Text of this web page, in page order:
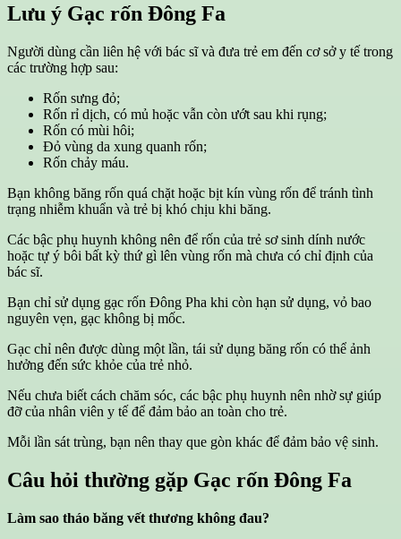
Lưu ý Gạc rốn Đông Fa
Người dùng cần liên hệ với bác sĩ và đưa trẻ em đến cơ sở y tế trong
các trường hợp sau:
Rốn sưng đỏ;
Rốn rỉ dịch, có mủ hoặc vẫn còn ướt sau khi rụng;
Rốn có mùi hôi;
Đỏ vùng da xung quanh rốn;
Rốn chảy máu.
Bạn không băng rốn quá chặt hoặc bịt kín vùng rốn để tránh tình
trạng nhiễm khuẩn và trẻ bị khó chịu khi băng.
Các bậc phụ huynh không nên để rốn của trẻ sơ sinh dính nước
hoặc tự ý bôi bất kỳ thứ gì lên vùng rốn mà chưa có chỉ định của
bác sĩ.
Bạn chỉ sử dụng gạc rốn Đông Pha khi còn hạn sử dụng, vỏ bao
nguyên vẹn, gạc không bị mốc.
Gạc chỉ nên được dùng một lần, tái sử dụng băng rốn có thể ảnh
hưởng đến sức khỏe của trẻ nhỏ.
Nếu chưa biết cách chăm sóc, các bậc phụ huynh nên nhờ sự giúp
đỡ của nhân viên y tế để đảm bảo an toàn cho trẻ.
Mỗi lần sát trùng, bạn nên thay que gòn khác để đảm bảo vệ sinh.
Câu hỏi thường gặp Gạc rốn Đông Fa
Làm sao tháo băng vết thương không đau?